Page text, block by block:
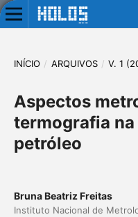
INÍCIO / ARQUIVOS / V. 1
Aspectos
termografia
petróleo
Bruna Beatriz Freitas
Instituto Nacional de